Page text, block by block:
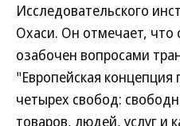
Исследовательского
Охаси. Он отмечает, что
озабочен вопросами
"Европейская
четырех свобод:
товаров, людей, услуг и